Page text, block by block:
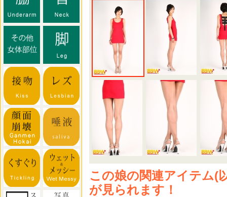
この娘の関連アイテム(
が見られます！